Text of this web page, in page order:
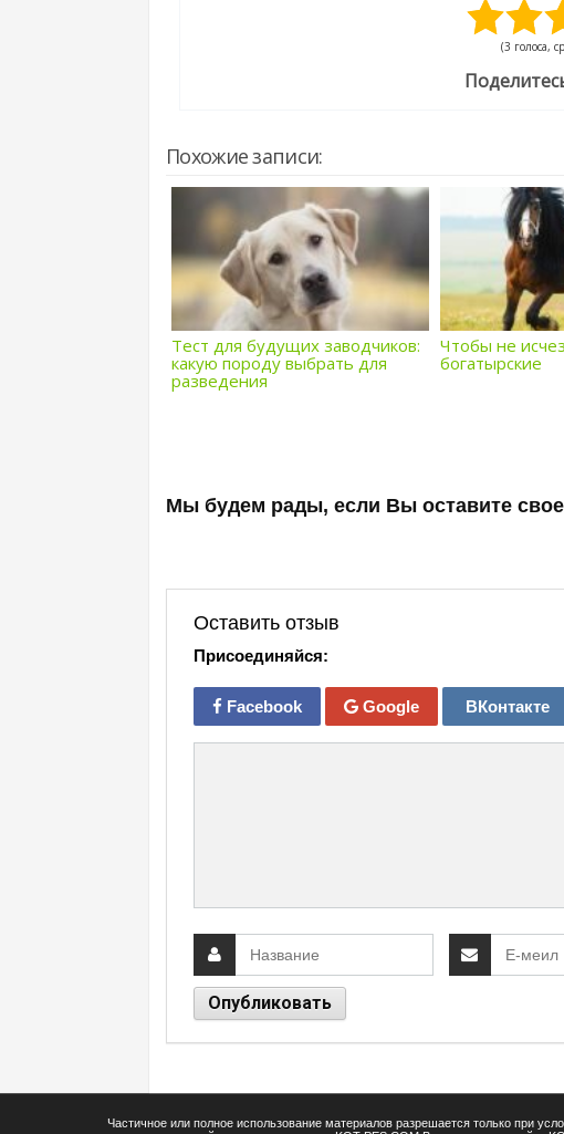
(3 голоса,
Похожие записи:
Тест для будущих заводчиков:
какую породу выбрать для
разведения
Чтобы не
богатырские
Мы будем рады, если Вы оставите
Оставить отзыв
Присоединяйся:
Facebook Google ВКонтакте
Частичное или полное использование материалов разрешается только при